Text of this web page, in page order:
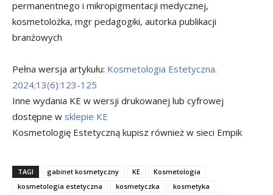
permanentnego i mikropigmentacji medycznej,
kosmetolożka, mgr pedagogiki, autorka publikacji
branżowych
Pełna wersja artykułu: Kosmetologia Estetyczna.
2024;13(6):123-125
Inne wydania KE w wersji drukowanej lub cyfrowej
dostępne w sklepie KE
Kosmetologię Estetyczną kupisz również w sieci Empik
TAGI gabinet kosmetyczny KE
Kosmetologia
kosmetologia estetyczna
kosmetyczka
kosmetyka